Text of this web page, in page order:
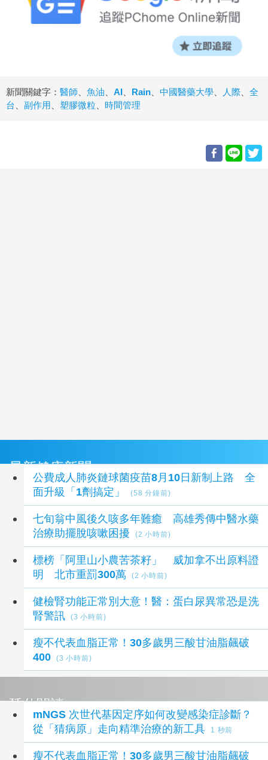
新聞關鍵字： 醫師 魚油 AI Rain 中國醫藥大學 人際
全
台
副作用 塑膠微粒 時間管理
最新健康新聞
公費成人肺炎鏈球菌疫苗8月10日新制上路 全
面升級「1劑搞定」
(58 分鐘前)
七旬翁中風後久咳多年難癒 高雄秀傳中醫水藥
治療助擺脫咳嗽困擾
(2 小時前)
標榜「阿里山小農苦茶籽」 威加拿不出原料證
明 北市重罰300萬
(2 小時前)
健檢腎功能正常別大意！醫：蛋白尿異常恐是洗
腎警訊
(3 小時前)
瘦不代表血脂正常！30多歲男三酸甘油脂飆破
400
(3 小時前)
延伸閱讀
mNGS 次世代基因定序如何改變感染症診斷？
從「猜病原」走向精準治療的新工具
1 秒前
瘦不代表血脂正常！30多歲男三酸甘油脂飆破